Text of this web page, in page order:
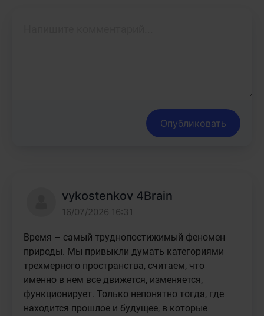
Опубликовать
vykostenkov 4Brain
16/07/2026 16:31
Время – самый труднопостижимый феномен
природы. Мы привыкли думать категориями
трехмерного пространства, считаем, что
именно в нем все движется, изменяется,
функционирует. Только непонятно тогда, где
находится прошлое и будущее, в которые